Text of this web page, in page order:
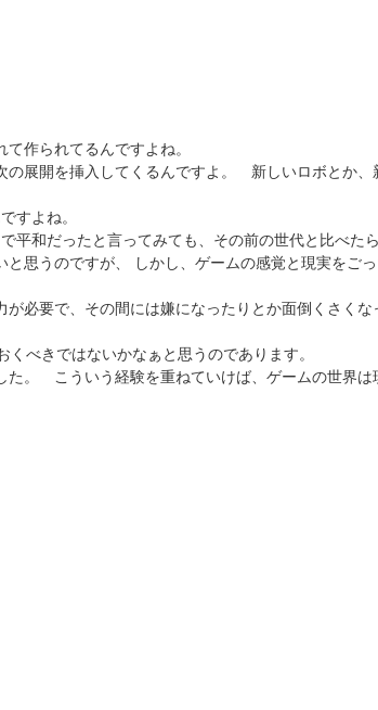
作られてるんですよね。
展開を挿入してくるんですよ。 新しいロボとか、
すよね。
平和だったと言ってみても、その前の世代と比べた
思うのですが、 しかし、ゲームの感覚と現実をご
必要で、その間には嫌になったりとか面倒くさくな
べきではないかなぁと思うのであります。
。 こういう経験を重ねていけば、ゲームの世界は